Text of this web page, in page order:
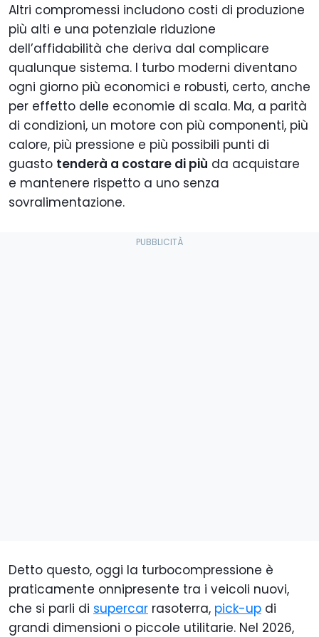
Altri compromessi includono costi di produzione
più alti e una potenziale riduzione
dell’affidabilità che deriva dal complicare
qualunque sistema. I turbo moderni diventano
ogni giorno più economici e robusti, certo, anche
per effetto delle economie di scala. Ma, a parità
di condizioni, un motore con più componenti, più
calore, più pressione e più possibili punti di
guasto tenderà a costare di più da acquistare
e mantenere rispetto a uno senza
sovralimentazione.
Detto questo, oggi la turbocompressione è
praticamente onnipresente tra i veicoli nuovi,
che si parli di supercar rasoterra, pick-up di
grandi dimensioni o piccole utilitarie. Nel 2026,